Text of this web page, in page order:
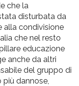
che la
disturbata da
alla condivisione
che nel resto
educazione
anche da altri
del gruppo di
più dannose,